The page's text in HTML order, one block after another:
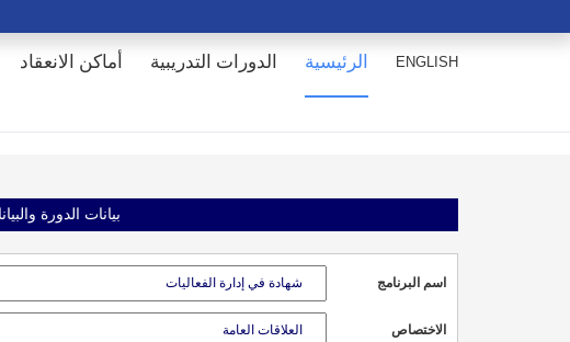
أماكن الانعقاد الدورات التدريبية الرئيسية ENGLISH
بيانات الدورة
اسم البرنامج
الاختصاص